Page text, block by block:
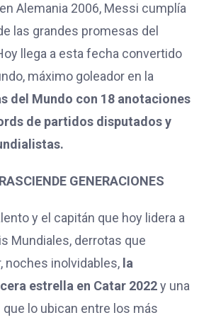
Alemania 2006, Messi cumplía
las grandes promesas del
llega a esta fecha convertido
máximo goleador en la
del Mundo con 18 anotaciones
de partidos disputados y
GENERACIONES
y el capitán que hoy lidera a
Mundiales, derrotas que
noches inolvidables, la
estrella en Catar 2022y una
lo ubican entre los más